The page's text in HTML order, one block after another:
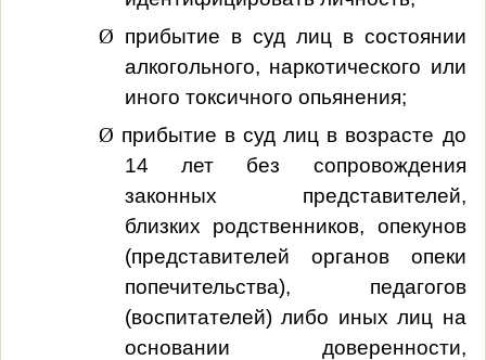
Ø прибытие в суд лиц в состоянии
алкогольного, наркотического или
иного токсичного опьянения;
Ø прибытие в суд лиц в возрасте до
14 лет без сопровождения
законных представителей,
близких родственников, опекунов
(представителей органов опеки
попечительства), педагогов
(воспитателей) либо иных лиц на
основании доверенности,